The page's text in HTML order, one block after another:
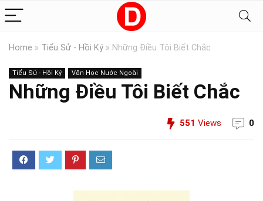
Home » Tiểu Sử - Hồi Ký » Những Điều Tôi Biết Chắc
Tiểu Sử - Hồi Ký Văn Học Nước Ngoài
Những Điều Tôi Biết Chắc
551 Views 0